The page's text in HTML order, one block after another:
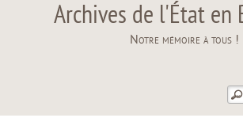
Archives de l'État en
Notre mémoire à tous !